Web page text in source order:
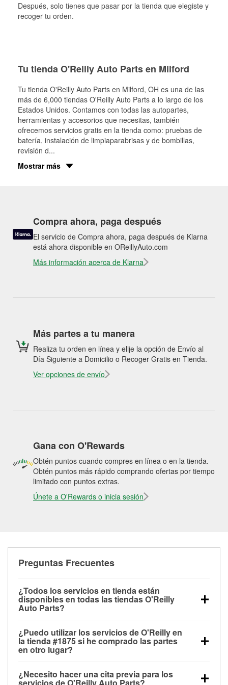
Después, solo tienes que pasar por la tienda que elegiste y
recoger tu orden.
Tu tienda O'Reilly Auto Parts en Milford
Tu tienda O'Reilly Auto Parts en Milford, OH es una de las
más de 6,000 tiendas O'Reilly Auto Parts a lo largo de los
Estados Unidos. Contamos con todas las autopartes,
herramientas y accesorios que necesitas, también
ofrecemos servicios gratis en la tienda como: pruebas de
batería, instalación de limpiaparabrisas y de bombillas,
revisión d...
Mostrar más
Compra ahora, paga después
El servicio de Compra ahora, paga después de Klarna
está ahora disponible en OReillyAuto.com
Más información acerca de Klarna
Más partes a tu manera
Realiza tu orden en línea y elije la opción de Envío al
Día Siguiente a Domicilio o Recoger Gratis en Tienda.
Ver opciones de envío
Gana con O'Rewards
Obtén puntos cuando compres en línea o en la tienda.
Obtén puntos más rápido comprando ofertas por tiempo
limitado con puntos extras.
Únete a O'Rewards o inicia sesión
Preguntas Frecuentes
¿Todos los servicios en tienda están
disponibles en todas las tiendas O'Reilly
Auto Parts?
las pruebas de batería, pruebas de alternador y
motor de arranque, revisión de la luz “Check Engine”
con O'Reilly VeriScan® e instalación de
limpiaparabrisas o bombillas, están disponibles en
todas las tiendas O'Reilly Auto Parts. La tienda
¿Puedo utilizar los servicios de O'Reilly en
la tienda #1875 si he comprado las partes
en otro lugar?
de O'Reilly Auto Parts que estén disponibles en la
¿Necesito hacer una cita previa para los